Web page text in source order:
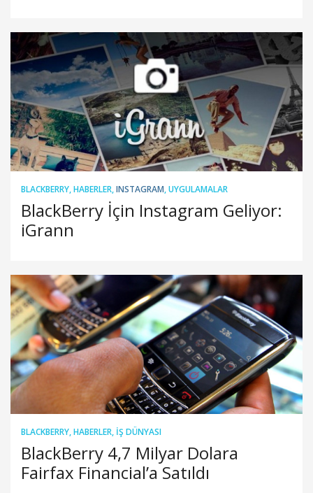
BLACKBERRY,HABERLER,INSTAGRAM,UYGULAMALAR
BlackBerry İçin Instagram Geliyor:
iGrann
BLACKBERRY,HABERLER, İŞ DÜNYASI
BlackBerry 4,7 Milyar Dolara
Fairfax Financial’a Satıldı